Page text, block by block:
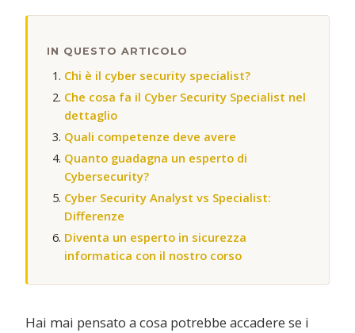
IN QUESTO ARTICOLO
Chi è il cyber security specialist?
Che cosa fa il Cyber Security Specialist nel
dettaglio
Quali competenze deve avere
Quanto guadagna un esperto di
Cybersecurity?
Cyber Security Analyst vs Specialist:
Differenze
Diventa un esperto in sicurezza
informatica con il nostro corso
Hai mai pensato a cosa potrebbe accadere se i